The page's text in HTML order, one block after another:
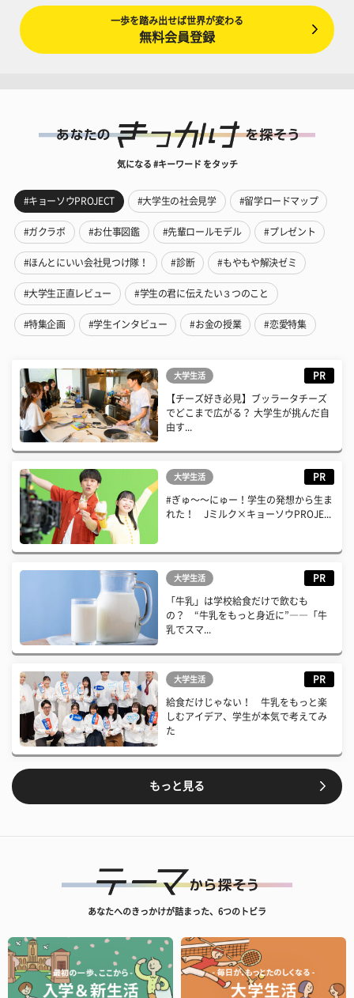
一歩を踏み出せば世界が変わる
無料会員登録
気になる #キーワード をタッチ
#キョーソウPROJECT #大学生の社会見学 #留学ロードマップ
#ガクラボ #お仕事図鑑 #先輩ロールモデル #プレゼント
#ほんとにいい会社見つけ隊！ #診断 #もやもや解決ゼミ
#大学生正直レビュー #学生の君に伝えたい３つのこと
#特集企画 #学生インタビュー #お金の授業 #恋愛特集
大学生活 PR
【チーズ好き必見】ブッラータチーズ
でどこまで広がる？ 大学生が挑んだ自
由す...
大学生活 PR
#ぎゅ〜〜にゅー！学生の発想から生ま
れた！ Jミルク×キョーソウPROJE...
大学生活 PR
「牛乳」は学校給食だけで飲むも
の？ “牛乳をもっと身近に”――「牛
乳でスマ...
大学生活 PR
給食だけじゃない！ 牛乳をもっと楽
しむアイデア、学生が本気で考えてみ
た
もっと見る
あなたへのきっかけが詰まった、6つのトビラ